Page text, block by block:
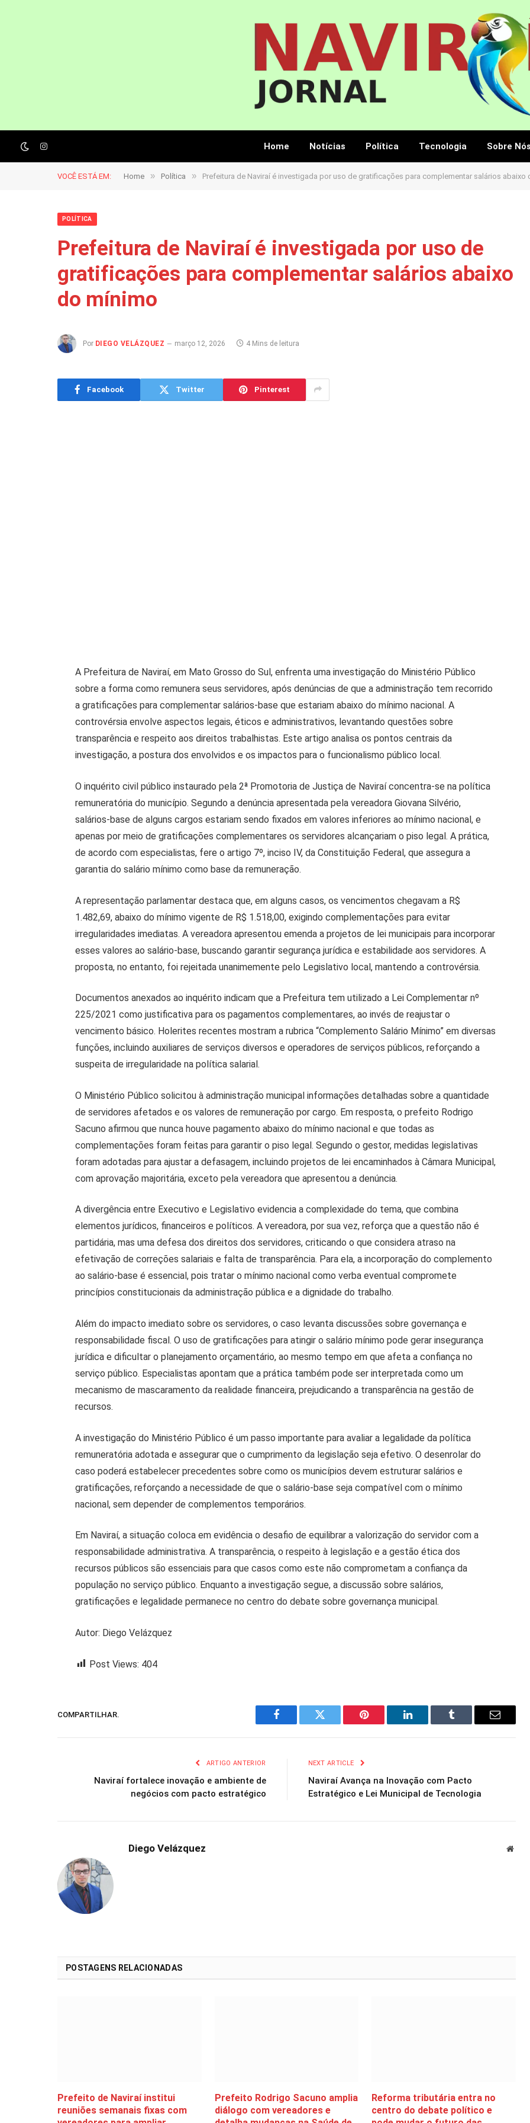
Instagram Home Notícias Política Tecnologia Sobre Nós
VOCÊ ESTÁ EM: Home » Política » Prefeitura de Naviraí é investigada por uso de gratificações para complementar salários abaixo
POLÍTICA
Prefeitura de Naviraí é investigada por uso de
gratificações para complementar salários abaixo
do mínimo
Por DIEGO VELÁZQUEZ março 12, 2026 4 Mins de leitura
Facebook Twitter Pinterest
A Prefeitura de Naviraí, em Mato Grosso do Sul, enfrenta uma investigação do Ministério Público
sobre a forma como remunera seus servidores, após denúncias de que a administração tem recorrido
a gratificações para complementar salários-base que estariam abaixo do mínimo nacional. A
controvérsia envolve aspectos legais, éticos e administrativos, levantando questões sobre
transparência e respeito aos direitos trabalhistas. Este artigo analisa os pontos centrais da
investigação, a postura dos envolvidos e os impactos para o funcionalismo público local.
O inquérito civil público instaurado pela 2ª Promotoria de Justiça de Naviraí concentra-se na política
remuneratória do município. Segundo a denúncia apresentada pela vereadora Giovana Silvério,
salários-base de alguns cargos estariam sendo fixados em valores inferiores ao mínimo nacional, e
apenas por meio de gratificações complementares os servidores alcançariam o piso legal. A prática,
de acordo com especialistas, fere o artigo 7º, inciso IV, da Constituição Federal, que assegura a
garantia do salário mínimo como base da remuneração.
A representação parlamentar destaca que, em alguns casos, os vencimentos chegavam a R$
1.482,69, abaixo do mínimo vigente de R$ 1.518,00, exigindo complementações para evitar
irregularidades imediatas. A vereadora apresentou emenda a projetos de lei municipais para incorporar
esses valores ao salário-base, buscando garantir segurança jurídica e estabilidade aos servidores. A
proposta, no entanto, foi rejeitada unanimemente pelo Legislativo local, mantendo a controvérsia.
Documentos anexados ao inquérito indicam que a Prefeitura tem utilizado a Lei Complementar nº
225/2021 como justificativa para os pagamentos complementares, ao invés de reajustar o
vencimento básico. Holerites recentes mostram a rubrica “Complemento Salário Mínimo” em diversas
funções, incluindo auxiliares de serviços diversos e operadores de serviços públicos, reforçando a
suspeita de irregularidade na política salarial.
O Ministério Público solicitou à administração municipal informações detalhadas sobre a quantidade
de servidores afetados e os valores de remuneração por cargo. Em resposta, o prefeito Rodrigo
Sacuno afirmou que nunca houve pagamento abaixo do mínimo nacional e que todas as
complementações foram feitas para garantir o piso legal. Segundo o gestor, medidas legislativas
foram adotadas para ajustar a defasagem, incluindo projetos de lei encaminhados à Câmara Municipal,
com aprovação majoritária, exceto pela vereadora que apresentou a denúncia.
A divergência entre Executivo e Legislativo evidencia a complexidade do tema, que combina
elementos jurídicos, financeiros e políticos. A vereadora, por sua vez, reforça que a questão não é
partidária, mas uma defesa dos direitos dos servidores, criticando o que considera atraso na
efetivação de correções salariais e falta de transparência. Para ela, a incorporação do complemento
ao salário-base é essencial, pois tratar o mínimo nacional como verba eventual compromete
princípios constitucionais da administração pública e a dignidade do trabalho.
Além do impacto imediato sobre os servidores, o caso levanta discussões sobre governança e
responsabilidade fiscal. O uso de gratificações para atingir o salário mínimo pode gerar insegurança
jurídica e dificultar o planejamento orçamentário, ao mesmo tempo em que afeta a confiança no
serviço público. Especialistas apontam que a prática também pode ser interpretada como um
mecanismo de mascaramento da realidade financeira, prejudicando a transparência na gestão de
recursos.
A investigação do Ministério Público é um passo importante para avaliar a legalidade da política
remuneratória adotada e assegurar que o cumprimento da legislação seja efetivo. O desenrolar do
caso poderá estabelecer precedentes sobre como os municípios devem estruturar salários e
gratificações, reforçando a necessidade de que o salário-base seja compatível com o mínimo
nacional, sem depender de complementos temporários.
Em Naviraí, a situação coloca em evidência o desafio de equilibrar a valorização do servidor com a
responsabilidade administrativa. A transparência, o respeito à legislação e a gestão ética dos
recursos públicos são essenciais para que casos como este não comprometam a confiança da
população no serviço público. Enquanto a investigação segue, a discussão sobre salários,
gratificações e legalidade permanece no centro do debate sobre governança municipal.
Autor: Diego Velázquez
Post Views: 404
COMPARTILHAR.
Facebook Twitter Pinterest LinkedIn Tumblr Email
ARTIGO ANTERIOR
Naviraí fortalece inovação e ambiente de
negócios com pacto estratégico
NEXT ARTICLE
Naviraí Avança na Inovação com Pacto
Estratégico e Lei Municipal de Tecnologia
Diego Velázquez
POSTAGENS RELACIONADAS
Prefeito de Naviraí institui
reuniões semanais fixas com
Prefeito Rodrigo Sacuno amplia
diálogo com vereadores e
Reforma tributária entra no
centro do debate político e